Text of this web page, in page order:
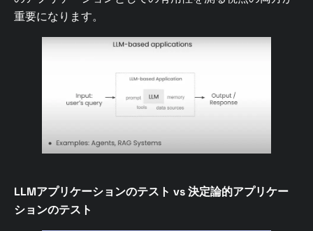
重要になります。
LLMアプリケーションのテスト vs 決定論的アプリケー
ションのテスト